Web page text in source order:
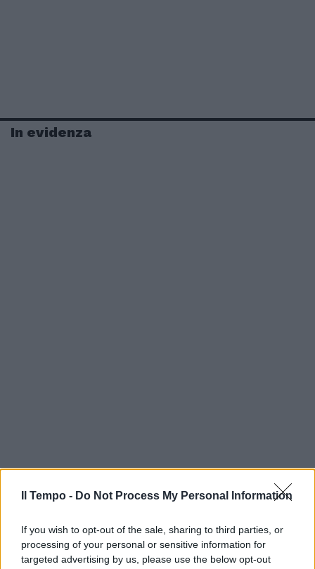
Il Tempo - Do Not Process My Personal Information
If you wish to opt-out of the sale, sharing to third parties, or
processing of your personal or sensitive information for
targeted advertising by us, please use the below opt-out
In evidenza